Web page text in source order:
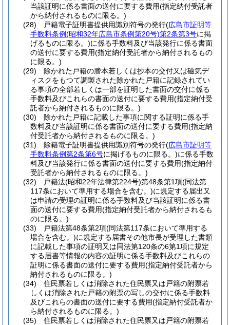
当該証明に係る書面の送付に要する費用(指定納付受託者
から納付されるものに限る。)
(28)
戸籍電子証明書提供用識別符号の発行(広島市証明等
手数料条例(昭和32年広島市条例第20号)第2条第3号に掲
げるものに限る。)に係る手数料及び当該発行に係る書面
の送付に要する費用(指定納付受託者から納付されるもの
に限る。)
(29)
除かれた戸籍の謄本若しくは抄本の交付又は磁気デ
ィスクをもつて調製された除かれた戸籍に記録されてい
る事項の全部若しくは一部を証明した書面の交付に係る
手数料及びこれらの書面の送付に要する費用(指定納付受
託者から納付されるものに限る。)
(30)
除かれた戸籍に記載した事項に関する証明に係る手
数料及び当該証明に係る書面の送付に要する費用(指定納
付受託者から納付されるものに限る。)
(31)
除籍電子証明書提供用識別符号の発行(広島市証明等
手数料条例第2条第6号に掲げるものに限る。)に係る手数
料及び当該発行に係る書面の送付に要する費用(指定納付
受託者から納付されるものに限る。)
(32)
戸籍法(昭和22年法律第224号)第48条第1項(同法第
117条において準用する場合を含む。)に規定する届出又
は申請の受理の証明に係る手数料及び当該証明に係る書
面の送付に要する費用(指定納付受託者から納付されるも
のに限る。)
(33)
戸籍法第48条第2項(同法第117条において準用する
場合を含む。)に規定する届書その他市長が受理した書類
に記載した事項の証明又は同法第120条の6第1項に規定
する届書等情報の内容の証明に係る手数料及びこれらの
証明に係る書面の送付に要する費用(指定納付受託者から
納付されるものに限る。)
(34)
住民票若しくは消除された住民票又は戸籍の附票若
しくは消除された戸籍の附票の写しの交付に係る手数料
及びこれらの書面の送付に要する費用(指定納付受託者か
ら納付されるものに限る。)
(35)
住民票若しくは消除された住民票又は戸籍の附票若